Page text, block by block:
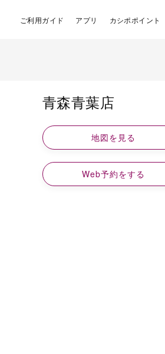
ご利用ガイド アプリ カシポポイント
青森青葉店
地図を見る
Web予約をする